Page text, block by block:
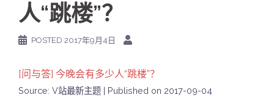
人“跳楼”？
POSTED 2017年9月4日
[问与答] 今晚会有多少人“跳楼”？
Source: V站最新主题 Published on 2017-09-04